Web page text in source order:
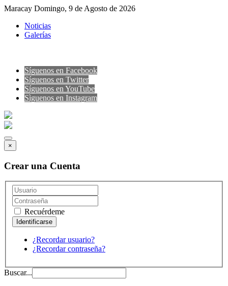
Maracay Domingo, 9 de Agosto de 2026
Noticias
Galerías
Síguenos en Facebook
Síguenos en Twitter
Síguenos en YouTube
Sìguenos en Instagram
×
Crear una Cuenta
Recuérdeme
¿Recordar usuario?
¿Recordar contraseña?
Buscar...